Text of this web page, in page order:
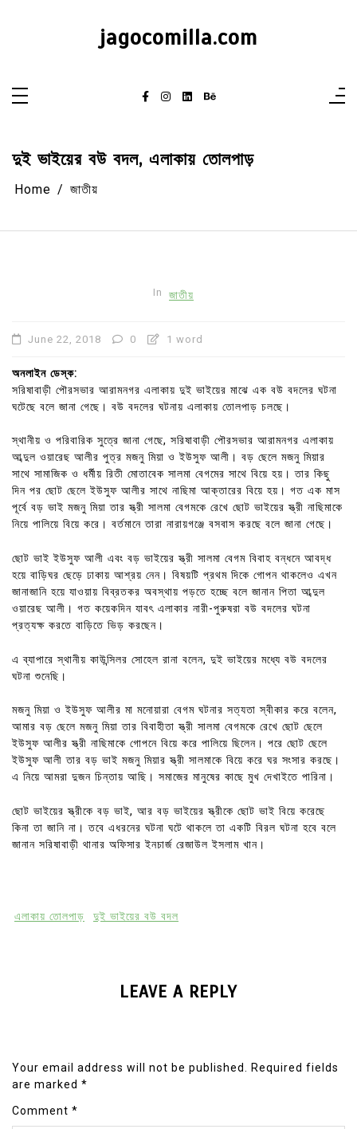
jagocomilla.com
দুই ভাইয়ের বউ বদল, এলাকায় তোলপাড়
Home জাতীয়
In জাতীয়
June 22, 2018 0 1 word
অনলাইন ডেস্ক:
সরিষাবাড়ী পৌরসভার আরামনগর এলাকায় দুই ভাইয়ের মাঝে এক বউ বদলের ঘটনা
ঘটেছে বলে জানা গেছে। বউ বদলের ঘটনায় এলাকায় তোলপাড় চলছে।
স্থানীয় ও পরিবারিক সুত্রে জানা গেছে, সরিষাবাড়ী পৌরসভার আরামনগর এলাকায়
আব্দুল ওয়ারেছ আলীর পুত্র মজনু মিয়া ও ইউসুফ আলী। বড় ছেলে মজনু মিয়ার
সাথে সামাজিক ও ধর্মীয় রিতী মোতাবেক সালমা বেগমের সাথে বিয়ে হয়। তার কিছু
দিন পর ছোট ছেলে ইউসুফ আলীর সাথে নাছিমা আক্তারের বিয়ে হয়। গত এক মাস
পূর্বে বড় ভাই মজনু মিয়া তার স্ত্রী সালমা বেগমকে রেখে ছোট ভাইয়ের স্ত্রী নাছিমাকে
নিয়ে পালিয়ে বিয়ে করে। বর্তমানে তারা নারায়গঞ্জে বসবাস করছে বলে জানা গেছে।
ছোট ভাই ইউসুফ আলী এবং বড় ভাইয়ের স্ত্রী সালমা বেগম বিবাহ বন্ধনে আবদ্ধ
হয়ে বাড়িঘর ছেড়ে ঢাকায় আশ্রয় নেন। বিষয়টি প্রথম দিকে গোপন থাকলেও এখন
জানাজানি হয়ে যাওয়ায় বিব্রতকর অবস্থায় পড়তে হচ্ছে বলে জানান পিতা আব্দুল
ওয়ারেছ আলী। গত কয়েকদিন যাবৎ এলাকার নারী-পুরুষরা বউ বদলের ঘটনা
প্রত্যক্ষ করতে বাড়িতে ভিড় করছেন।
এ ব্যাপারে স্থানীয় কাউন্সিলর সোহেল রানা বলেন, দুই ভাইয়ের মধ্যে বউ বদলের
ঘটনা শুনেছি।
মজনু মিয়া ও ইউসুফ আলীর মা মনোয়ারা বেগম ঘটনার সত্যতা স্বীকার করে বলেন,
আমার বড় ছেলে মজনু মিয়া তার বিবাহীতা স্ত্রী সালমা বেগমকে রেখে ছোট ছেলে
ইউসুফ আলীর স্ত্রী নাছিমাকে গোপনে বিয়ে করে পালিয়ে ছিলেন। পরে ছোট ছেলে
ইউসুফ আলী তার বড় ভাই মজনু মিয়ার স্ত্রী সালমাকে বিয়ে করে ঘর সংসার করছে।
এ নিয়ে আমরা দুজন চিন্তায় আছি। সমাজের মানুষের কাছে মুখ দেখাইতে পারিনা।
ছোট ভাইয়ের স্ত্রীকে বড় ভাই, আর বড় ভাইয়ের স্ত্রীকে ছোট ভাই বিয়ে করেছে
কিনা তা জানি না। তবে এধরনের ঘটনা ঘটে থাকলে তা একটি বিরল ঘটনা হবে বলে
জানান সরিষাবাড়ী থানার অফিসার ইনচার্জ রেজাউল ইসলাম খান।
এলাকায় তোলপাড় দুই ভাইয়ের বউ বদল
LEAVE A REPLY
Your email address will not be published. Required fields
are marked *
Comment *